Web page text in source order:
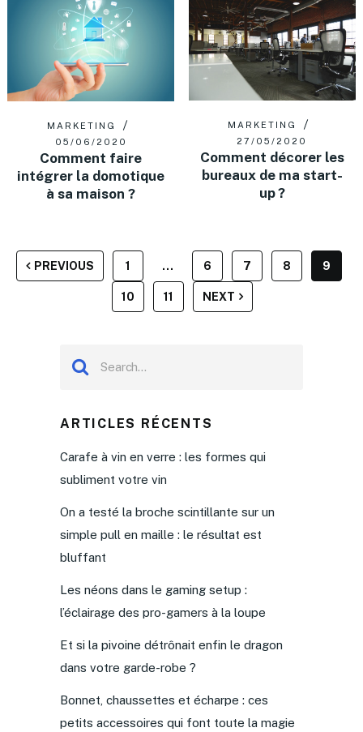
MARKETING
05/06/2020
Comment faire
intégrer la domotique
à sa maison ?
MARKETING
27/05/2020
Comment décorer les
bureaux de ma start-
up ?
PAGINATION
DES
PUBLICATIONS
PREVIOUS 1 … 6 7 8 9
10 11 NEXT
ARTICLES RÉCENTS
Carafe à vin en verre : les formes qui
subliment votre vin
On a testé la broche scintillante sur un
simple pull en maille : le résultat est
bluffant
Les néons dans le gaming setup :
l’éclairage des pro-gamers à la loupe
Et si la pivoine détrônait enfin le dragon
dans votre garde-robe ?
Bonnet, chaussettes et écharpe : ces
petits accessoires qui font toute la magie